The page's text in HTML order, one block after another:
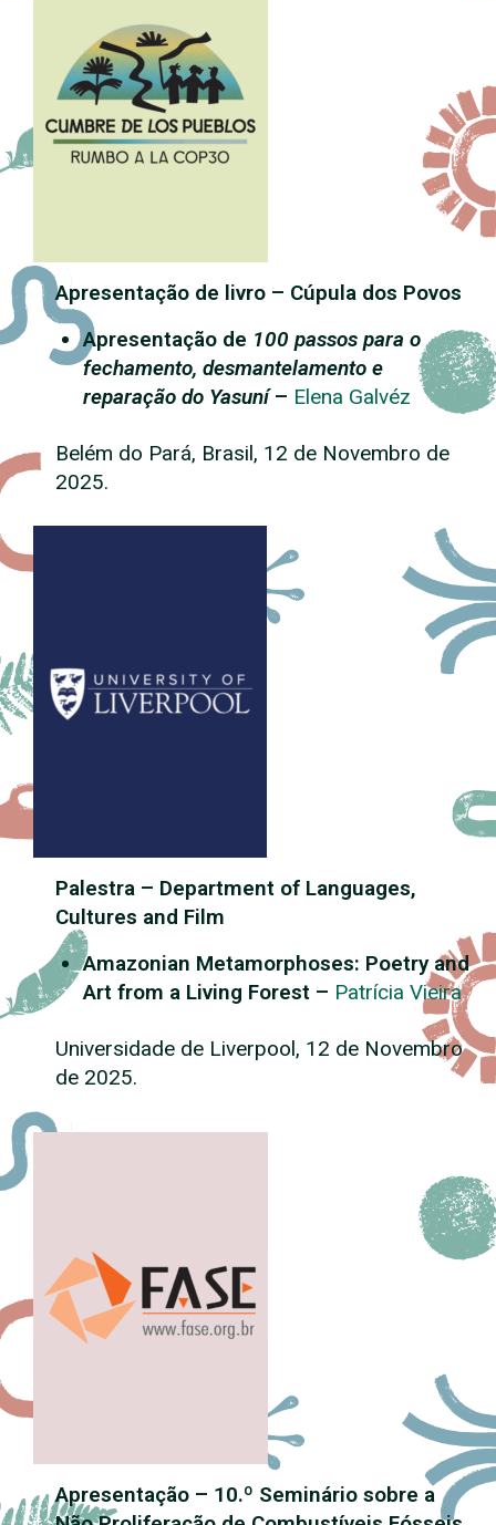
Apresentação de livro – Cúpula dos Povos
Apresentação de 100 passos para o
fechamento, desmantelamento e
reparação do Yasuní– Elena Galvéz
Belém do Pará, Brasil, 12 de Novembro de
2025.
Palestra – Department of Languages,
Cultures and Film
Amazonian Metamorphoses: Poetry and
Art from a Living Forest – Patrícia Vieira
Universidade de Liverpool, 12 de Novembro
de 2025.
Apresentação – 10.º Seminário sobre a